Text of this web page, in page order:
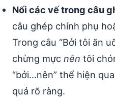
Nối các vế trong câu
câu ghép chính phụ
Trong câu “Bởi tôi ăn
chừng mực nên tôi
“bởi…nên” thể hiện
quả rõ ràng.